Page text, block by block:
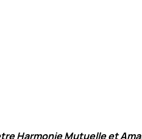
Harmonie Mutuelle et